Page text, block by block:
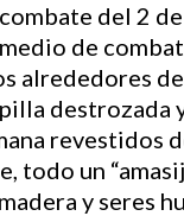
del 2
de
alrededores
destrozada
revestidos
todo un
y seres